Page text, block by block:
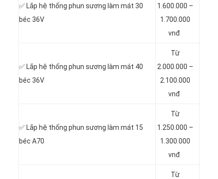
✅ Lắp hệ thống phun sương làm mát 30
béc 36V
1.600.000 –
1.700.000
vnđ
✅ Lắp hệ thống phun sương làm mát 40
béc 36V
Từ
2.000.000 –
2.100.000
vnđ
✅ Lắp hệ thống phun sương làm mát 15
béc A70
Từ
1.250.000 –
1.300.000
vnđ
Từ